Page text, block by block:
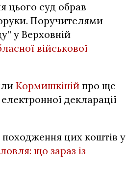
цього суд обрав
Поручителями
у Верховній
військової
Кормишкіній про ще
декларації
цих коштів у
що зараз із